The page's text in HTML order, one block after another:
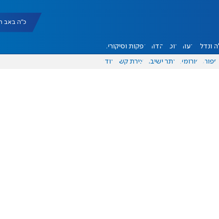
כ"ה באב תשפ"ו
ונדל"ן דעות אוכל יהדות הפקות וסיקורים
ספורט פורומים אתר ישיבה יצירת קשר עוד